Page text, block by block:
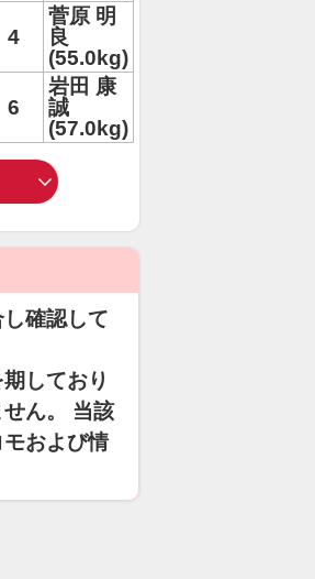
4
菅原 明
良
(55.0kg)
6
岩田 康
誠
(57.0kg)
確認して
しており
ん。 当該
および情